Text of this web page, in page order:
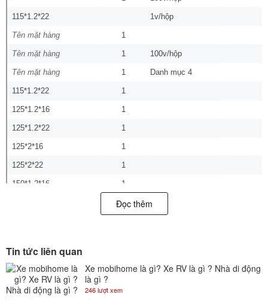
Đọc thêm
Tin tức liên quan
Xe mobihome là gì? Xe RV là gì ? Nhà di động
là gì ?
246 lượt xem